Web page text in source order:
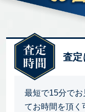
査定
最短で15分で
てお時間を頂く